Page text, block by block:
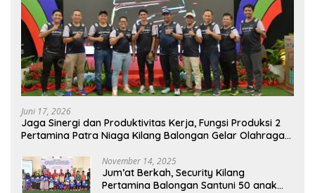
Juni 17, 2026
Jaga Sinergi dan Produktivitas Kerja, Fungsi Produksi 2
Pertamina Patra Niaga Kilang Balongan Gelar Olahraga
November 14, 2025
Jum’at Berkah, Security Kilang
Pertamina Balongan Santuni 50 anak